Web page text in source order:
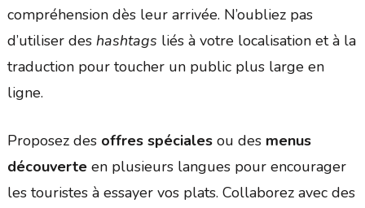
compréhension dès leur arrivée. N’oubliez pas
d’utiliser des hashtags liés à votre localisation et à la
traduction pour toucher un public plus large en
ligne.
Proposez des offres spécialesou des menus
découverteen plusieurs langues pour encourager
les touristes à essayer vos plats. Collaborez avec des